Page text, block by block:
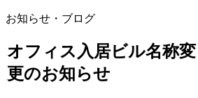
お知らせ・ブログ
オフィス入居ビル名称変
更のお知らせ